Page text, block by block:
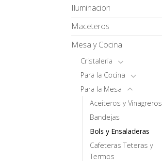
Iluminacion
Maceteros
Mesa y Cocina
Cristaleria
Para la Cocina
Para la Mesa
Aceiteros y Vinagreros
Bandejas
Bols y Ensaladeras
Cafeteras Teteras y
Termos